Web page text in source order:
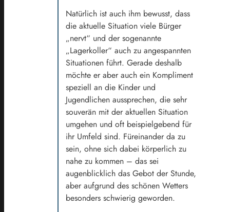
Natürlich ist auch ihm bewusst, dass
die aktuelle Situation viele Bürger
„nervt“ und der sogenannte
„Lagerkoller“ auch zu angespannten
Situationen führt. Gerade deshalb
möchte er aber auch ein Kompliment
speziell an die Kinder und
Jugendlichen aussprechen, die sehr
souverän mit der aktuellen Situation
umgehen und oft beispielgebend für
ihr Umfeld sind. Füreinander da zu
sein, ohne sich dabei körperlich zu
nahe zu kommen – das sei
augenblicklich das Gebot der Stunde,
aber aufgrund des schönen Wetters
besonders schwierig geworden.